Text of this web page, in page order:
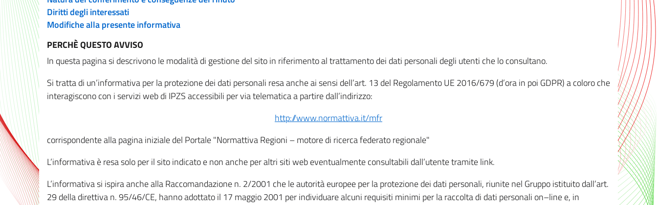
Diritti degli interessati
Modifiche alla presente informativa
PERCHÈ QUESTO AVVISO
In questa pagina si descrivono le modalità di gestione del sito in riferimento al trattamento dei dati personali degli utenti che lo consultano.
Si tratta di un’informativa per la protezione dei dati personali resa anche ai sensi dell’art. 13 del Regolamento UE 2016/679 (d’ora in poi GDPR) a coloro che
interagiscono con i servizi web di IPZS accessibili per via telematica a partire dall’indirizzo:
http://www.normattiva.it/mfr
corrispondente alla pagina iniziale del Portale "Normattiva Regioni – motore di ricerca federato regionale"
L’informativa è resa solo per il sito indicato e non anche per altri siti web eventualmente consultabili dall’utente tramite link.
L’informativa si ispira anche alla Raccomandazione n. 2/2001 che le autorità europee per la protezione dei dati personali, riunite nel Gruppo istituito dall’art.
29 della direttiva n. 95/46/CE, hanno adottato il 17 maggio 2001 per individuare alcuni requisiti minimi per la raccolta di dati personali on–line e, in